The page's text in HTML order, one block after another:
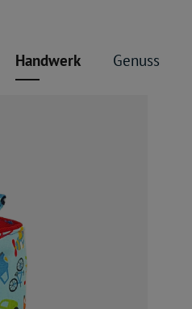
Handwerk Genuss